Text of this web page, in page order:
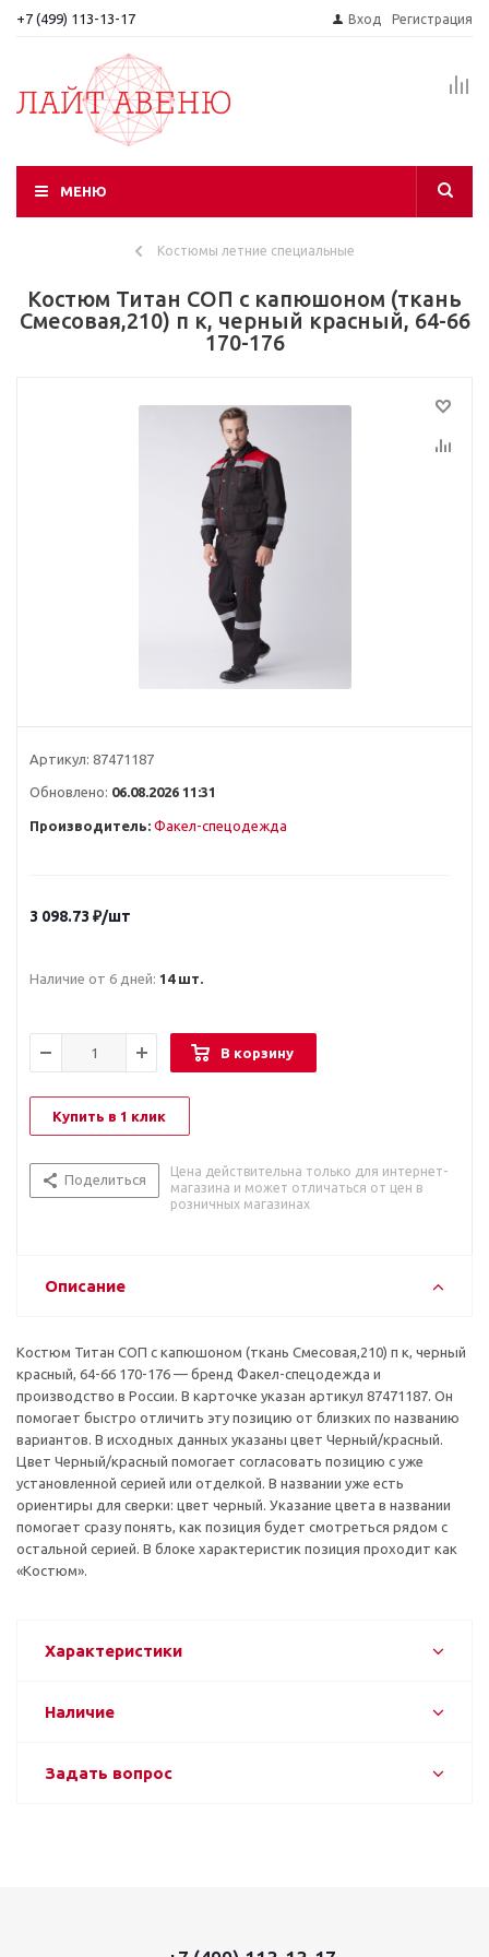
+7 (499) 113-13-17 Вход Регистрация
МЕНЮ
Костюмы летние специальные
Костюм Титан СОП с капюшоном (ткань
Смесовая,210) п к, черный красный, 64-66
170-176
Артикул: 87471187
Обновлено: 06.08.2026 11:31
Производитель: Факел-спецодежда
3 098.73 ₽/шт
Наличие от 6 дней: 14 шт.
В корзину
Купить в 1 клик
Поделиться
Цена действительна только для интернет-
магазина и может отличаться от цен в
розничных магазинах
Описание
Костюм Титан СОП с капюшоном (ткань Смесовая,210) п к, черный
красный, 64-66 170-176 — бренд Факел-спецодежда и
производство в России. В карточке указан артикул 87471187. Он
помогает быстро отличить эту позицию от близких по названию
вариантов. В исходных данных указаны цвет Черный/красный.
Цвет Черный/красный помогает согласовать позицию с уже
установленной серией или отделкой. В названии уже есть
ориентиры для сверки: цвет черный. Указание цвета в названии
помогает сразу понять, как позиция будет смотреться рядом с
остальной серией. В блоке характеристик позиция проходит как
«Костюм».
Характеристики
Наличие
Задать вопрос